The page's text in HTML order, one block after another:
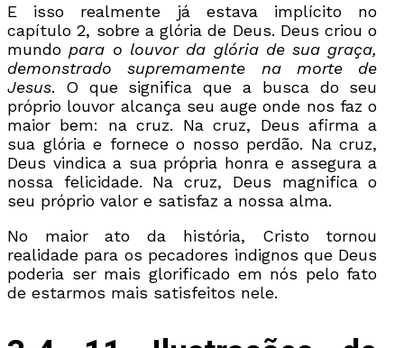
E isso realmente já estava implícito no
capítulo 2, sobre a glória de Deus. Deus criou o
mundo para o louvor da glória de sua graça,
demonstrado supremamente na morte de
Jesus. O que significa que a busca do seu
próprio louvor alcança seu auge onde nos faz o
maior bem: na cruz. Na cruz, Deus afirma a
sua glória e fornece o nosso perdão. Na cruz,
Deus vindica a sua própria honra e assegura a
nossa felicidade. Na cruz, Deus magnifica o
seu próprio valor e satisfaz a nossa alma.
No maior ato da história, Cristo tornou
realidade para os pecadores indignos que Deus
poderia ser mais glorificado em nós pelo fato
de estarmos mais satisfeitos nele.